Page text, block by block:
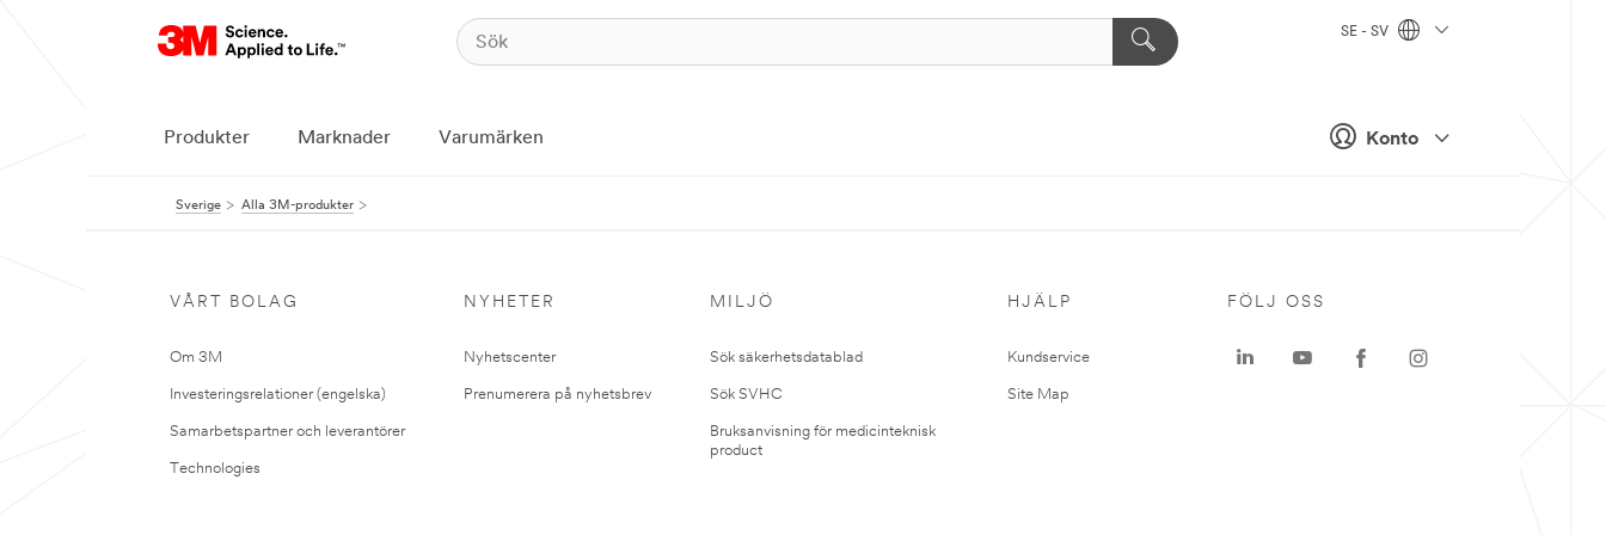
Konto
SE - SV
Produkter Marknader Varumärken
Sverige Alla 3M-produkter
VÅRT BOLAG
Om 3M
Investeringsrelationer (engelska)
Samarbetspartner och leverantörer
Technologies
NYHETER
Nyhetscenter
Prenumerera på nyhetsbrev
MILJÖ
Sök säkerhetsdatablad
Sök SVHC
Bruksanvisning för medicinteknisk
product
HJÄLP
Kundservice
Site Map
FÖLJ OSS